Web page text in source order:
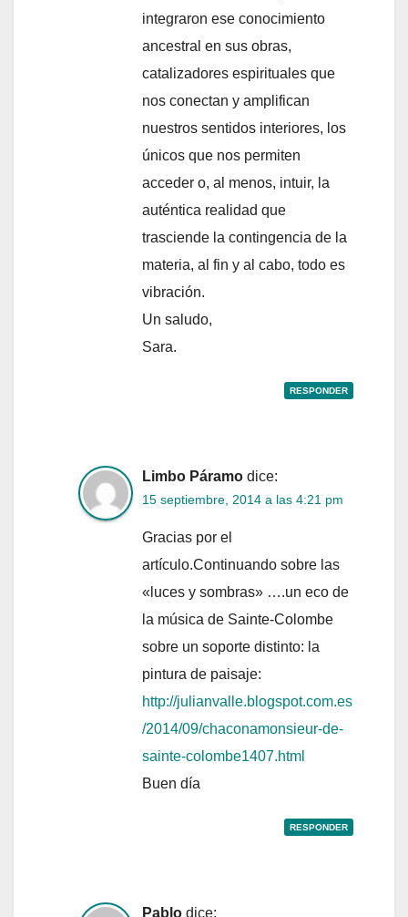
integraron ese conocimiento
ancestral en sus obras,
catalizadores espirituales que
nos conectan y amplifican
nuestros sentidos interiores, los
únicos que nos permiten
acceder o, al menos, intuir, la
auténtica realidad que
trasciende la contingencia de la
materia, al fin y al cabo, todo es
vibración.
Un saludo,
Sara.
RESPONDER
Limbo Páramo dice:
15 septiembre, 2014 a las 4:21 pm
Gracias por el
artículo.Continuando sobre las
«luces y sombras» ….un eco de
la música de Sainte-Colombe
sobre un soporte distinto: la
pintura de paisaje:
http://julianvalle.blogspot.com.es
/2014/09/chaconamonsieur-de-
sainte-colombe1407.html
Buen día
RESPONDER
Pablo dice: